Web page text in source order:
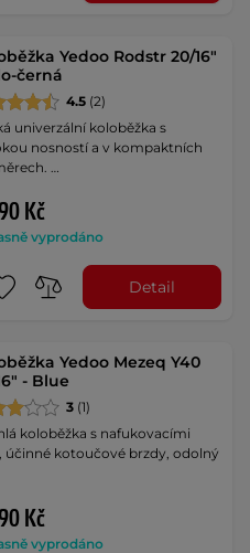
Yedoo Rodstr 20/16"
černá
4.5 (2)
univerzální koloběžka s
nosností a v kompaktních
…
Kč
vyprodáno
Detail
Yedoo Mezeq Y40
- Blue
3 (1)
koloběžka s nafukovacími
účinné kotoučové brzdy, odolný
Kč
vyprodáno